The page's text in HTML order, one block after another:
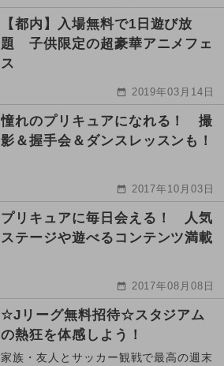
【都内】入場無料で1日遊び放
題 子供限定の超豪華アニメフェ
ス
2019年03月14日
憧れのプリキュアになれる！ 撮
影＆握手会＆ダンスレッスンも！
2017年10月03日
プリキュアに毎日会える！ 人気
ステージや遊べるコンテンツ満載
2017年08月08日
☆Jリーグ無料招待☆スタジアム
の熱狂を体感しよう！
家族・友人とサッカー観戦で最高の週末